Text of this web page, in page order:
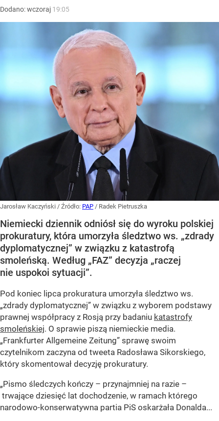
Dodano:wczoraj 19:05
Jarosław Kaczyński / Źródło: PAP / Radek Pietruszka
Niemiecki dziennik odniósł się do wyroku polskiej
prokuratury, która umorzyła śledztwo ws. „zdrady
dyplomatycznej” w związku z katastrofą
smoleńską. Według „FAZ” decyzja „raczej
nie uspokoi sytuacji”.
Pod koniec lipca prokuratura umorzyła śledztwo ws.
„zdrady dyplomatycznej” w związku z wyborem podstawy
prawnej współpracy z Rosją przy badaniu katastrofy
smoleńskiej. O sprawie piszą niemieckie media.
„Frankfurter Allgemeine Zeitung” sprawę swoim
czytelnikom zaczyna od tweeta Radosława Sikorskiego,
który skomentował decyzję prokuratury.
„Pismo śledczych kończy – przynajmniej na razie –
trwające dziesięć lat dochodzenie, w ramach którego
narodowo-konserwatywna partia PiS oskarżała Donalda...